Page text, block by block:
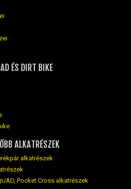
ÉS DIRT BIKE
ALKATRÉSZEK
alkatrészek
Pocket Cross alkatrészek